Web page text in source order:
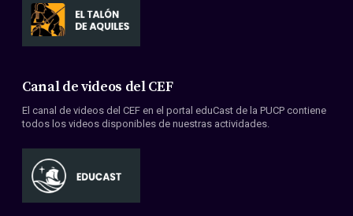
Canal de videos del CEF
El canal de videos del CEF en el portal eduCast de la PUCP contiene
todos los videos disponibles de nuestras actividades.